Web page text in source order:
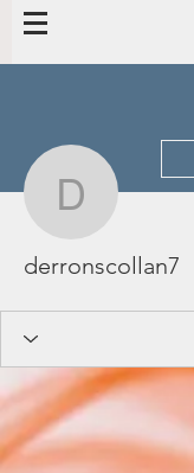
derronscollan7